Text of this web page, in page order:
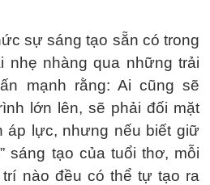
sự sáng tạo sẵn có trong
nhẹ nhàng qua những trải
mạnh rằng: Ai cũng sẽ
lớn lên, sẽ phải đối mặt
áp lực, nhưng nếu biết giữ
sáng tạo của tuổi thơ, mỗi
nào đều có thể tự tạo ra